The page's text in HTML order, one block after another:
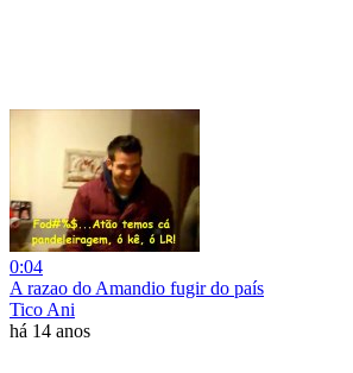
0:04
A razao do Amandio fugir do país
Tico Ani
há 14 anos